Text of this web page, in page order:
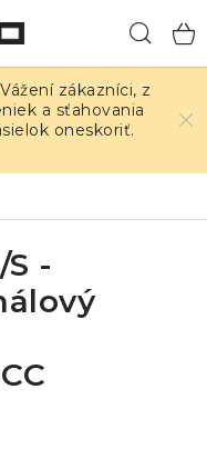
Vážení zákazníci, z
a sťahovania
oneskoriť.
-